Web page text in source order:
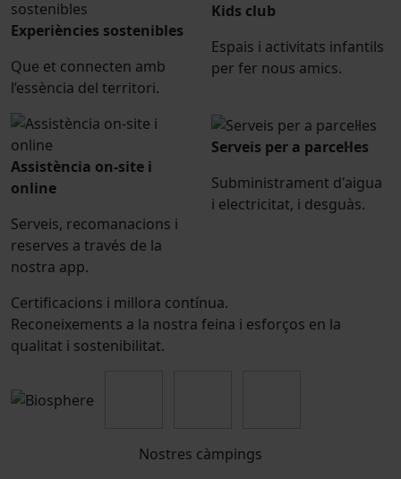
Experiències sostenibles
Que et connecten amb
l’essència del territori.
Kids club
Espais i activitats infantils
per fer nous amics.
Assistència on-site i
online
Serveis, recomanacions i
reserves a través de la
nostra app.
Serveis per a parcel·les
Subministrament d'aigua
i electricitat, i desguàs.
Certificacions i millora contínua.
Reconeixements a la nostra feina i esforços en la
qualitat i sostenibilitat.
Nostres càmpings